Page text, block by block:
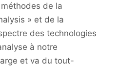
de la
» et de la
des technologies
à notre
et va du tout-